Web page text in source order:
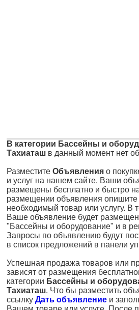
В категории Бассейны и
Тахиаташ в данный момент нет
Разместите Объявления о
и услуг на нашем сайте. Ваши
размещены бесплатно и быстро
размещении объявления опишите
необходимый товар или услугу. В
Ваше объявление будет
"Бассейны и оборудование" и в
Запросы по объявлению будут
в список предложений в панели
Успешная продажа товаров или
зависят от размещения
категории Бассейны и
Тахиаташ. Что бы разместить
ссылку Дать объявление и